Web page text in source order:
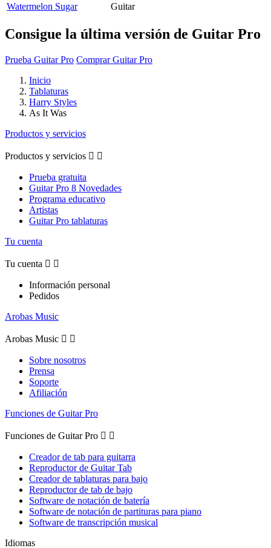
Watermelon Sugar
Guitar
Consigue la última versión de Guitar Pro
Prueba Guitar Pro Comprar Guitar Pro
Inicio
Tablaturas
Harry Styles
As It Was
Productos y servicios
Productos y servicios  
Prueba gratuita
Guitar Pro 8 Novedades
Programa educativo
Artistas
Guitar Pro tablaturas
Tu cuenta
Tu cuenta  
Información personal
Pedidos
Arobas Music
Arobas Music  
Sobre nosotros
Prensa
Soporte
Afiliación
Funciones de Guitar Pro
Funciones de Guitar Pro  
Creador de tab para guitarra
Reproductor de Guitar Tab
Creador de tablaturas para bajo
Reproductor de tab de bajo
Software de notación de batería
Software de notación de partituras para piano
Software de transcripción musical
Idiomas